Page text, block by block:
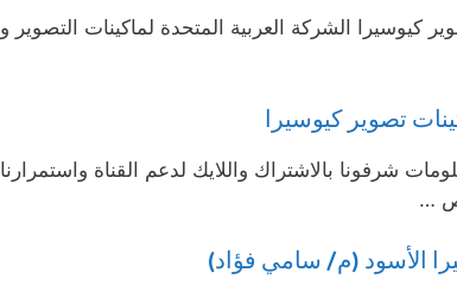
كيوسيرا الشركة العربية المتحدة لماكينات التصوير و
تصوير كيوسيرا
شرفونا بالاشتراك واللايك لدعم القناة واستمرارنا
…
الأسود (م/ سامي فؤاد)